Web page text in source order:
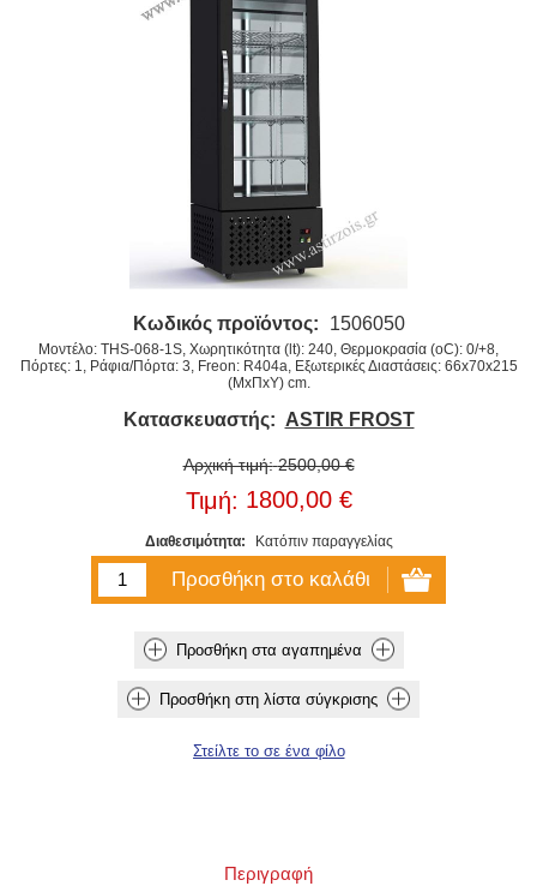
Κωδικός προϊόντος: 1506050
Μοντέλο: THS-068-1S, Χωρητικότητα (lt): 240, Θερμοκρασία (oC): 0/+8,
Πόρτες: 1, Ράφια/Πόρτα: 3, Freon: R404a, Εξωτερικές Διαστάσεις: 66x70x215
(ΜxΠxΥ) cm.
Κατασκευαστής: ASTIR FROST
Αρχική τιμή: 2500,00 €
Τιμή: 1800,00 €
Διαθεσιμότητα: Κατόπιν παραγγελίας
Περιγραφή